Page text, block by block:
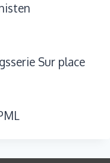
Sur place